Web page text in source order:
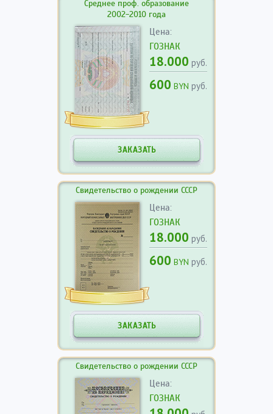
Среднее проф. образование
2002-2010 года
Цена:
ГОЗНАК
18.000 руб.
600 BYN руб.
ЗАКАЗАТЬ
Свидетельство о рождении СССР
Цена:
ГОЗНАК
18.000 руб.
600 BYN руб.
ЗАКАЗАТЬ
Свидетельство о рождении СССР
Цена:
ГОЗНАК